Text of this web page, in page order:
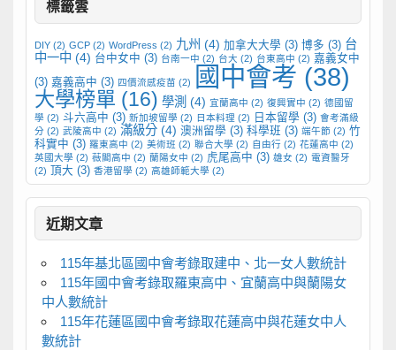
標籤雲
DIY(2) GCP(2) WordPress (2) 九州 (4) 加拿大大學 (3) 博多 (3) 台
中一中 (4) 台中女中 (3) 台南一中 (2) 台大 (2) 台東高中 (2) 嘉義女中
(3) 嘉義高中 (3) 四價流感疫苗 (2) 國中會考 (38)
大學榜單 (16) 學測 (4) 宜蘭高中 (2) 復興實中 (2) 德國留
學 (2) 斗六高中 (3) 新加坡留學 (2) 日本料理 (2) 日本留學 (3) 會考滿級
分(2) 武陵高中 (2) 滿級分(4) 澳洲留學 (3) 科學班 (3) 端午節(2) 竹
科實中 (3) 羅東高中 (2) 美術班 (2) 聯合大學 (2) 自由行(2) 花蓮高中 (2)
英國大學 (2) 薇閣高中 (2) 蘭陽女中 (2) 虎尾高中 (3) 雄女 (2) 電資醫牙
(2)
頂大 (3) 香港留學 (2) 高雄師範大學 (2)
近期文章
115年基北區國中會考錄取建中、北一女人數統計
115年國中會考錄取羅東高中、宜蘭高中與蘭陽女
中人數統計
115年花蓮區國中會考錄取花蓮高中與花蓮女中人
數統計